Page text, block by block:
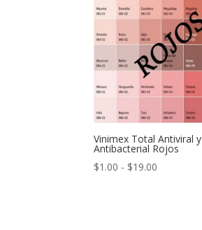
Vinimex Total Antiviral y
Antibacterial Rojos
$1.00 - $19.00